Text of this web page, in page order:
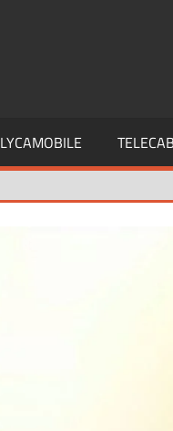
LYCAMOBILE